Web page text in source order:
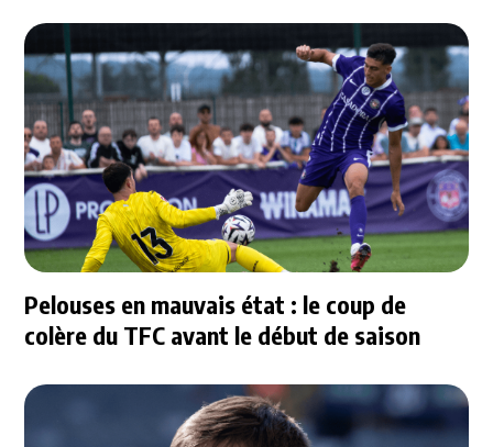
Pelouses en mauvais état : le coup de
colère du TFC avant le début de saison